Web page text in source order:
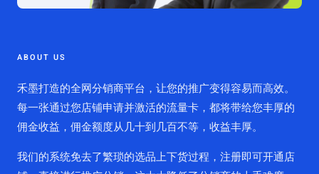
ABOUT US
禾墨打造的全网分销商平台，让您的推广变得容易而高效。
每一张通过您店铺申请并激活的流量卡，都将带给您丰厚的
佣金收益，佣金额度从几十到几百不等，收益丰厚。
我们的系统免去了繁琐的选品上下货过程，注册即可开通店